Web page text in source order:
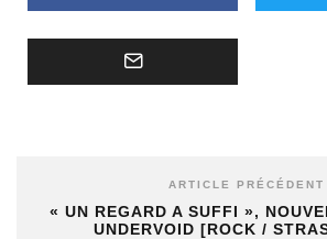
ARTICLE PRÉCÉDENT
« UN REGARD A SUFFI »,
UNDERVOID [ROCK /